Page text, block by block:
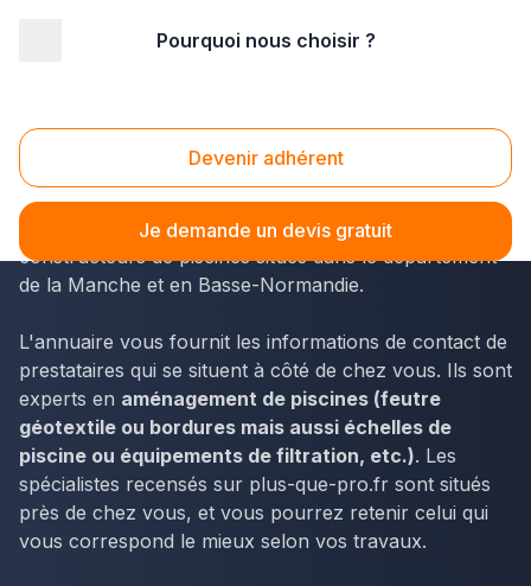
Pourquoi nous choisir ?
Devenir adhérent
Je demande un devis gratuit
Piscine Granville (50400)
Grâce à plus-que-pro.fr, les résidents de Granville
peuvent facilement accéder aux coordonnées des
constructeurs de piscines situés dans le département
de la Manche et en Basse-Normandie.
L'annuaire vous fournit les informations de contact de
prestataires qui se situent à côté de chez vous. Ils sont
experts en aménagement de piscines (feutre
géotextile ou bordures mais aussi échelles de
piscine ou équipements de filtration, etc.). Les
spécialistes recensés sur plus-que-pro.fr sont situés
près de chez vous, et vous pourrez retenir celui qui
vous correspond le mieux selon vos travaux.